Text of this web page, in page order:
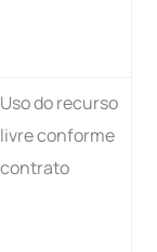
Uso do recurso
livre conforme
contrato